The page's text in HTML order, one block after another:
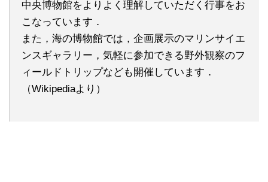
中央博物館をよりよく理解していただく行事をお
こなっています．
また，海の博物館では，企画展示のマリンサイエ
ンスギャラリー，気軽に参加できる野外観察のフ
ィールドトリップなども開催しています．
（Wikipediaより）